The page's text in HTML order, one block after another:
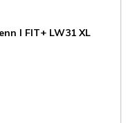
I FIT+ LW31 XL